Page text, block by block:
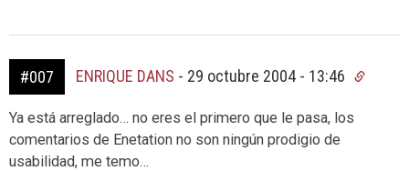
#007 ENRIQUE DANS - 29 octubre 2004 - 13:46
Ya está arreglado… no eres el primero que le pasa, los
comentarios de Enetation no son ningún prodigio de
usabilidad, me temo…